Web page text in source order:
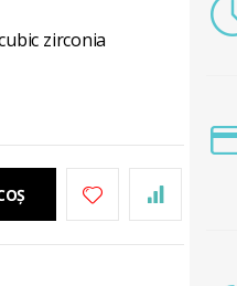
zirconia